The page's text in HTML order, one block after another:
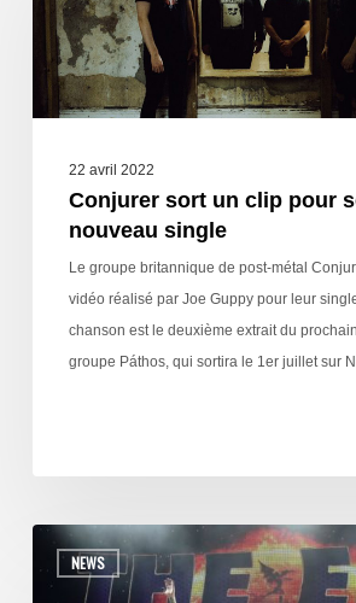
22 avril 2022
Conjurer sort un clip pour
nouveau single
Le groupe britannique de post-métal
vidéo réalisé par Joe Guppy pour leur
chanson est le deuxième extrait du
groupe Páthos, qui sortira le 1er juillet sur
NEWS